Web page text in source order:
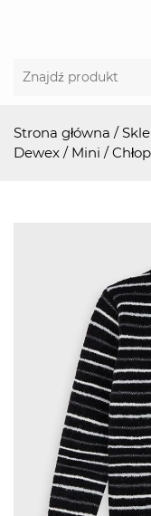
Strona główna /
Dewex / Mini /